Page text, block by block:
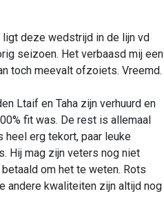
deze wedstrijd in de lijn vd
seizoen. Het verbaasd mij een
toch meevalt ofzoiets. Vreemd.
Ltaif en Taha zijn verhuurd en
fit was. De rest is allemaal
erg tekort, paar leuke
Hij mag zijn veters nog niet
om het te weten. Rots
andere kwaliteiten zijn altijd nog